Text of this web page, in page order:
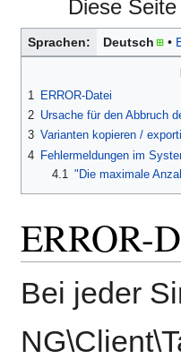
Diese
Sprachen: Deutsch
1
ERROR-Datei
2 Ursache für den Abbruch
3 Varianten kopieren /
4 Fehlermeldungen im
4.1 "Die maximale
ERROR-
Bei jeder